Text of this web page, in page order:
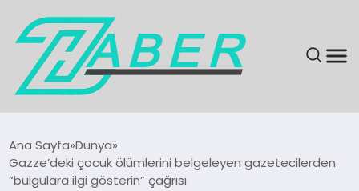
GÜNDEM
Ana Sayfa Dünya
Gazze’deki çocuk ölümlerini belgeleyen gazetecilerden
“bulgulara ilgi gösterin” çağrısı